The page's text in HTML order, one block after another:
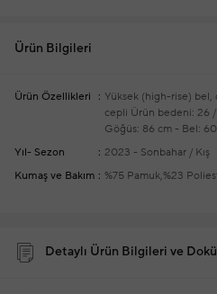
Ürün Bilgileri
Ürün Özellikleri
cepli Ürün bedeni: 26
Göğüs: 86 cm - Bel:
Yıl- Sezon
2023 - Sonbahar / Kış
Kumaş ve Bakım
%75 Pamuk,%23
Detaylı Ürün Bilgileri ve